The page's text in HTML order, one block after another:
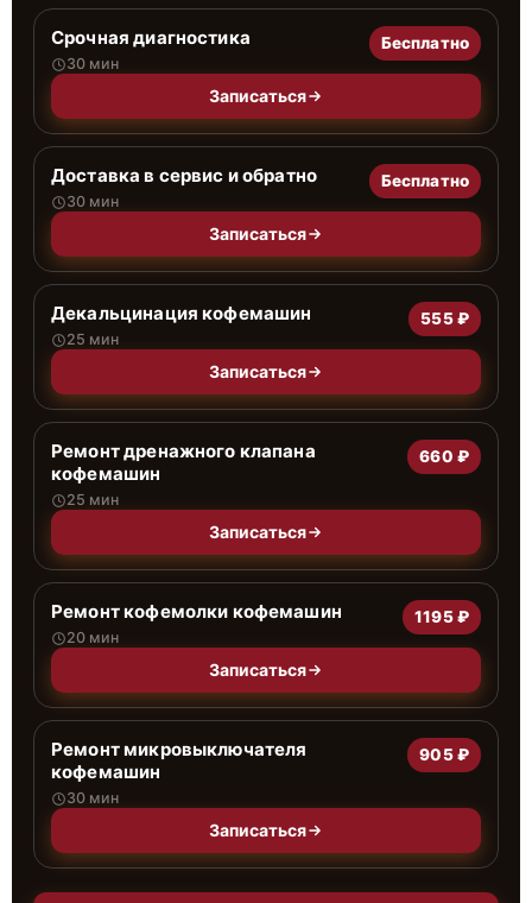
Срочная диагностика
30 мин
Бесплатно
Записаться
Доставка в сервис и обратно
30 мин
Бесплатно
Записаться
Декальцинация кофемашин
25 мин
555 ₽
Записаться
Ремонт дренажного клапана
кофемашин
25 мин
660 ₽
Записаться
Ремонт кофемолки кофемашин
20 мин
1195 ₽
Записаться
Ремонт микровыключателя
кофемашин
30 мин
905 ₽
Записаться